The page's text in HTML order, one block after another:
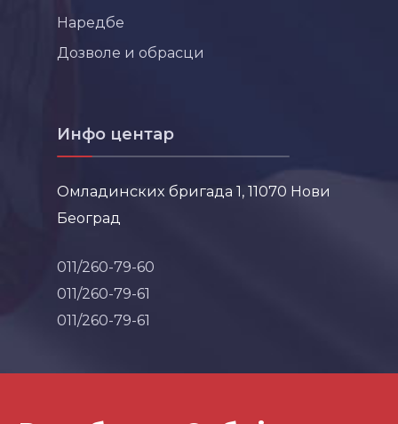
Наредбе
Дозволе и обрасци
Инфо центар
Омладинских бригада 1, 11070 Нови
Београд
011/260-79-60
011/260-79-61
011/260-79-61